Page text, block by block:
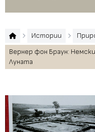
Истории
Вернер фон Браун:
Луната